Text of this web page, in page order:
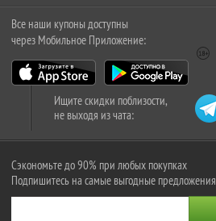
Все наши купоны доступны
через Мобильное Приложение:
Ищите скидки поблизости,
не выходя из чата:
Сэкономьте до 90% при любых покупках
Подпишитесь на самые выгодные предложения